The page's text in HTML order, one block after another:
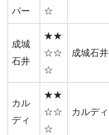
パー
☆
成城
石井
★★
☆☆
☆
成城石井
カル
ディ
★★
☆☆
☆
カルディ